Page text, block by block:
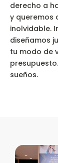
derecho a
y queremos
inolvidable.
diseñamos
tu modo de
sueños.